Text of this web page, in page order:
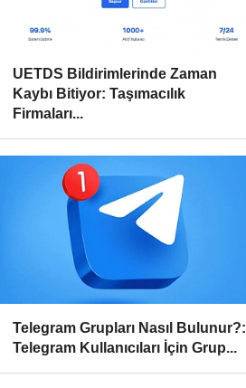
UETDS Bildirimlerinde Zaman
Kaybı Bitiyor: Taşımacılık
Firmaları...
Telegram Grupları Nasıl Bulunur?:
Telegram Kullanıcıları İçin Grup...